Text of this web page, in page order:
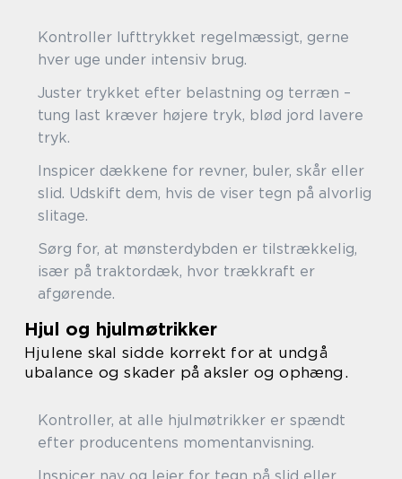
Kontroller lufttrykket regelmæssigt, gerne
hver uge under intensiv brug.
Juster trykket efter belastning og terræn –
tung last kræver højere tryk, blød jord lavere
tryk.
Inspicer dækkene for revner, buler, skår eller
slid. Udskift dem, hvis de viser tegn på alvorlig
slitage.
Sørg for, at mønsterdybden er tilstrækkelig,
især på traktordæk, hvor trækkraft er
afgørende.
Hjul og hjulmøtrikker
Hjulene skal sidde korrekt for at undgå
ubalance og skader på aksler og ophæng.
Kontroller, at alle hjulmøtrikker er spændt
efter producentens momentanvisning.